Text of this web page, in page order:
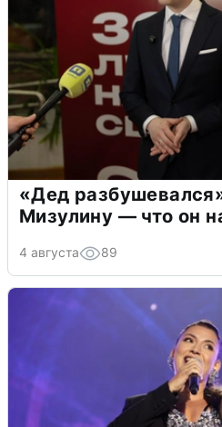
«Дед
Мизулину — что он
4 августа 89